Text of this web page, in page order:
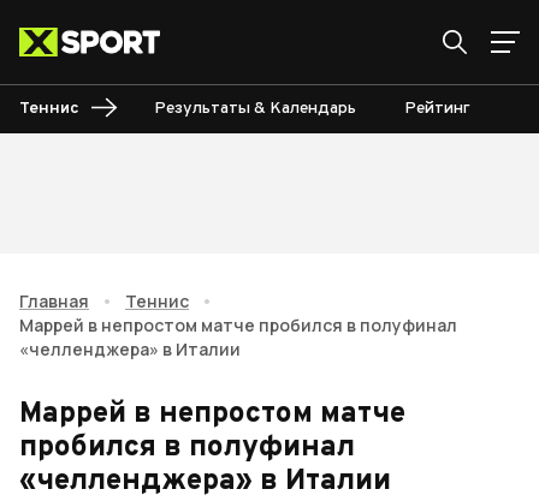
Теннис Результаты & Календарь Рейтинг
Главная • Теннис
•
Маррей в непростом матче пробился в полуфинал
«челленджера» в Италии
Маррей в непростом матче
пробился в полуфинал
«челленджера» в Италии